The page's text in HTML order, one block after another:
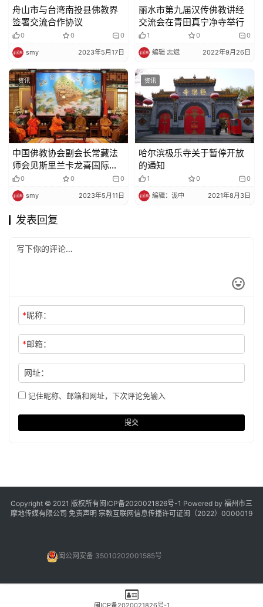
舟山市与台湾南投县佛教界
签署交流合作协议
0 0 0
smy 2023年5月17日
丽水市第九届汉传佛教讲经
交流会在青田真宁净寺举行
1 0 0
编辑 志斌 2022年9月26日
资讯
中国佛教协会副会长常藏法
师会见斯里兰卡龙喜国际佛
教大学副校长一行
0 0 0
smy 2023年5月11日
资讯
哈尔滨极乐寺关于暂停开放
的通知
1 0 0
编辑：泷中 2021年8月3日
发表回复
*昵称：
*邮箱：
网址：
记住昵称、邮箱和网址，下次评论免输入
提交
Copyright © 2021 版权所有闽ICP备2020021826号-1 Powered by 福州市三
摩地传媒有限公司 免责声明 宗教互联网信息传播许可证闽（2022）0000019
闽公网安备 35010202001585号
闽ICP备2020021826号-1